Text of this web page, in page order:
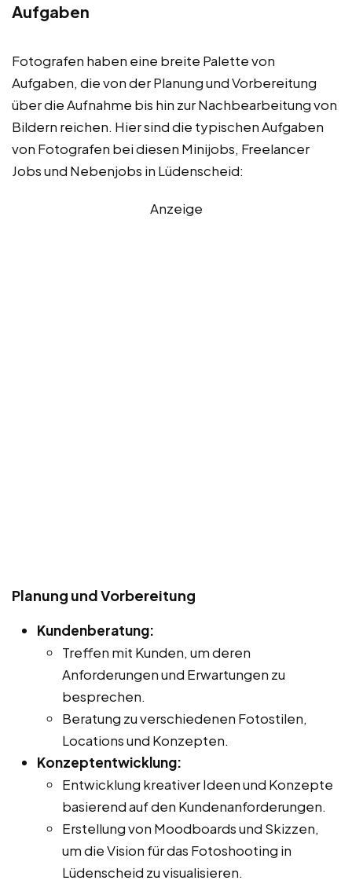
Aufgaben
Fotografen haben eine breite Palette von
Aufgaben, die von der Planung und Vorbereitung
über die Aufnahme bis hin zur Nachbearbeitung von
Bildern reichen. Hier sind die typischen Aufgaben
von Fotografen bei diesen Minijobs, Freelancer
Jobs und Nebenjobs in Lüdenscheid:
Anzeige
Planung und Vorbereitung
Kundenberatung:
Treffen mit Kunden, um deren
Anforderungen und Erwartungen zu
besprechen.
Beratung zu verschiedenen Fotostilen,
Locations und Konzepten.
Konzeptentwicklung:
Entwicklung kreativer Ideen und Konzepte
basierend auf den Kundenanforderungen.
Erstellung von Moodboards und Skizzen,
um die Vision für das Fotoshooting in
Lüdenscheid zu visualisieren.